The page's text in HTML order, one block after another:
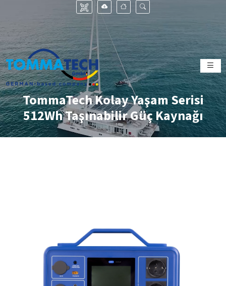
TommaTech Kolay Yaşam Serisi
512Wh Taşınabilir Güç Kaynağı